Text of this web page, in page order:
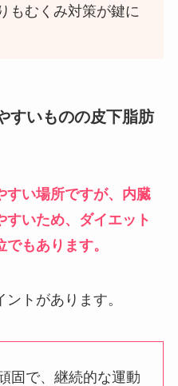
もむくみ対策が鍵に
すいものの皮下脂肪
すい場所ですが、内臓
すいため、ダイエット
もあります。
トがあります。
固で、継続的な運動